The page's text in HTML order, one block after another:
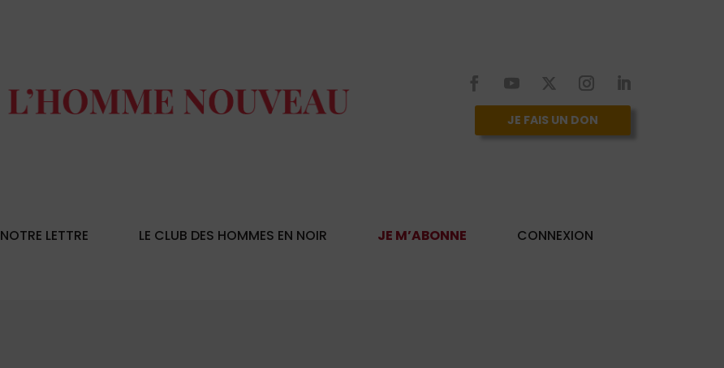
JE FAIS UN DON
NOTRE LETTRE LE CLUB DES HOMMES EN NOIR JE M’ABONNE
CONNEXION